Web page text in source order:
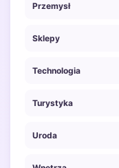
Przemysł
Sklepy
Technologia
Turystyka
Uroda